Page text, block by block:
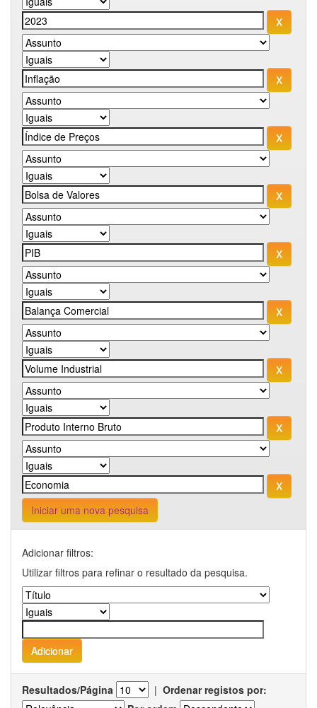
Iniciar uma nova pesquisa
Adicionar filtros:
Utilizar filtros para refinar o resultado da pesquisa.
Resultados/Página | Ordenar registos por: